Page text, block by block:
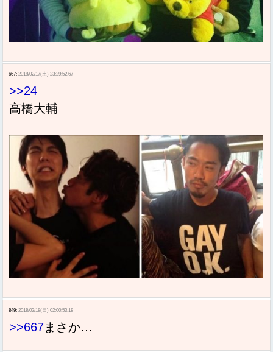
667: 2018/02/17(土) 23:29:52.67
>>24
高橋大輔
849: 2018/02/18(日) 02:00:53.18
>>667まさか…